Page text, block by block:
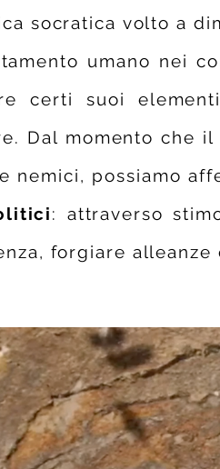
socratica volto a
umano nei
certi suoi
Dal momento che
nemici, possiamo
: attraverso
forgiare